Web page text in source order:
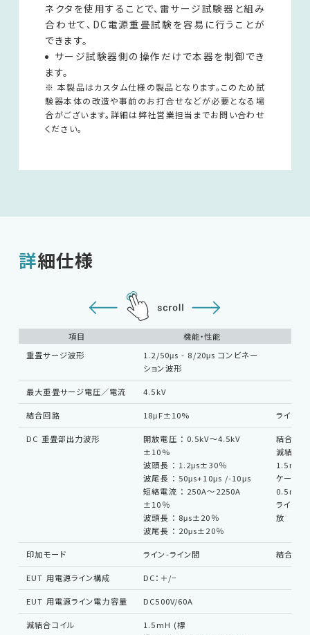
ネクタを使用することで、雷サージ試験器と組み
合わせて、DC電源重畳試験を容易に行うことが
できます。
サージ試験器側の操作だけで本器を制御でき
ます。
※ 本製品はカスタム仕様の製品となります。このため試
験器本体の改造や事前のお打合せなどが必要となる場
合がございます。詳細は弊社営業担当までお問い合わせ
ください。
詳細仕様
項目 機能・性能
重畳サージ波形
1.2/50μs - 8/20μs コンビネー
ション波形
最大重畳サージ電圧／電流 4.5kV
結合回路 18μF±10% ライン-
DC 重畳部出力波形
開放電圧 ： 0.5kV〜4.5kV
±10%
波頭長 ： 1.2μs±30％
波尾長 ： 50μs+10μs /-10μs
短絡電流 ： 250A〜2250A
±10％
波頭長 ： 8μs±20％
波尾長 ： 20μs±20％
結合回路
減結合コ
1.5mH
ケーブル
0.5m
ライン
放
印加モード ライン-ライン間 結合回路
EUT 用電源ライン構成 DC：＋/−
EUT 用電源ライン電力容量 DC500V/60A
減結合コイル
1.5mH (標